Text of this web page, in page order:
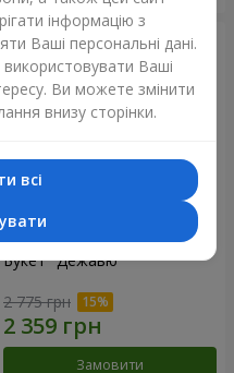
Букет "Дежавю"
2 775 грн
Замовити
інформацію з
Ваші персональні дані.
Ваші
Ви можете змінити
внизу сторінки.
всі